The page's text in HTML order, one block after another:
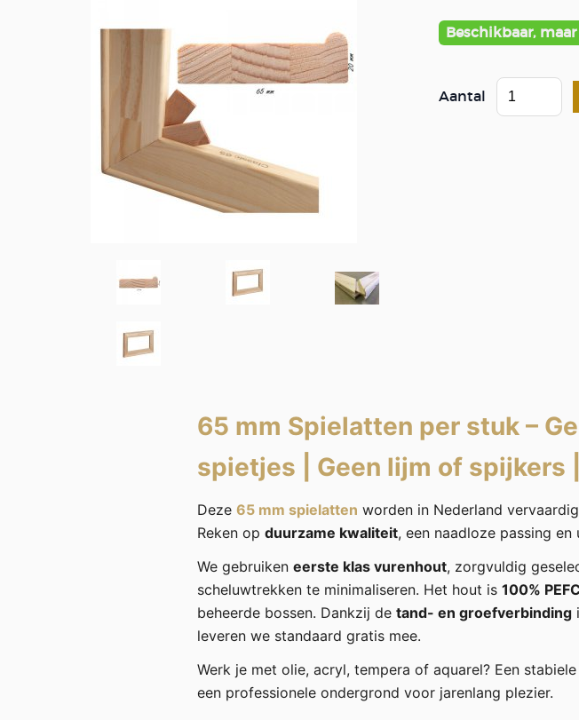
Beschikbaar,
Aantal
65 mm Spielatten per stuk –
spietjes
Geen lijm of spijkers
Deze 65 mm spielatten worden in Nederland
Reken op duurzame kwaliteit, een naadloze passing
We gebruiken eerste klas vurenhout, zorgvuldig
scheluwtrekken te minimaliseren. Het hout is 100%
beheerde bossen. Dankzij de tand- en groefverbinding
leveren we standaard gratis mee.
Werk je met olie, acryl, tempera of aquarel? Een
een professionele ondergrond voor jarenlang plezier.